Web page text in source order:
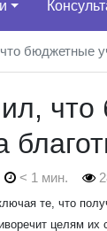
бюджетные
< 1 мин.
те, что
целям их